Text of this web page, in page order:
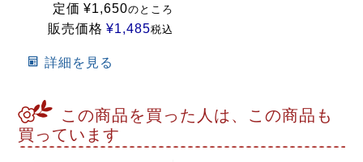
定価 ¥1,650のところ
販売価格 ¥1,485税込
詳細を見る
この商品を買った人は、この商品も
買っています